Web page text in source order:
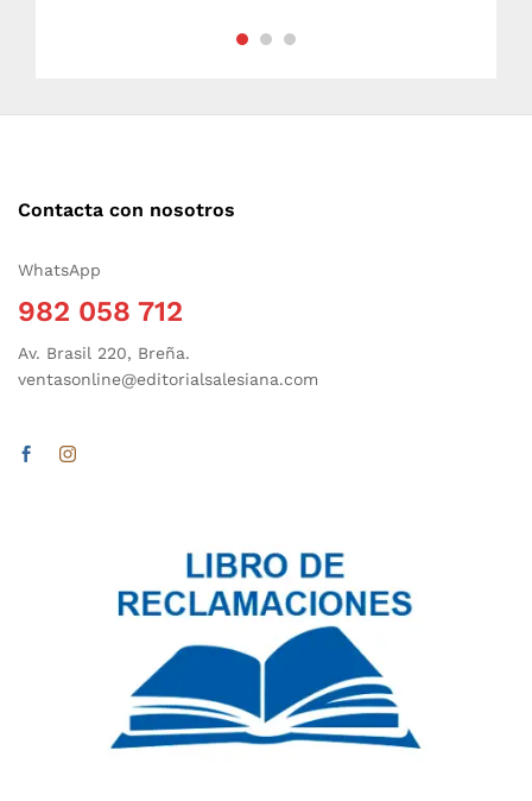
Contacta con nosotros
WhatsApp
982 058 712
Av. Brasil 220, Breña.
ventasonline@editorialsalesiana.com